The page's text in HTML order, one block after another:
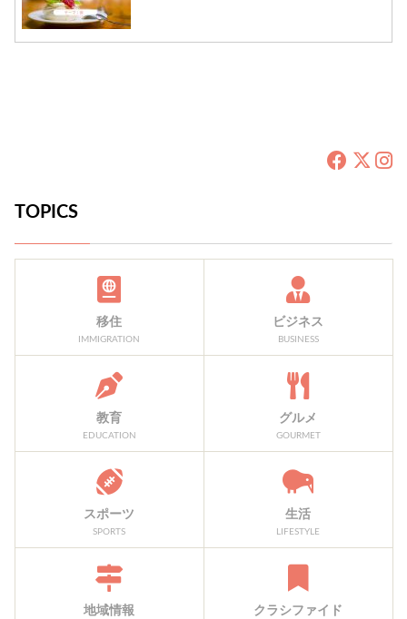
TOPICS
移住
IMMIGRATION
ビジネス
BUSINESS
教育
EDUCATION
グルメ
GOURMET
スポーツ
SPORTS
生活
LIFESTYLE
地域情報 クラシファイド